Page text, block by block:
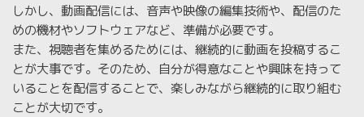
しかし、動画配信には、音声や映像の編集技術や、配信のた
めの機材やソフトウェアなど、準備が必要です。
また、視聴者を集めるためには、継続的に動画を投稿するこ
とが大事です。そのため、自分が得意なことや興味を持って
いることを配信することで、楽しみながら継続的に取り組む
ことが大切です。